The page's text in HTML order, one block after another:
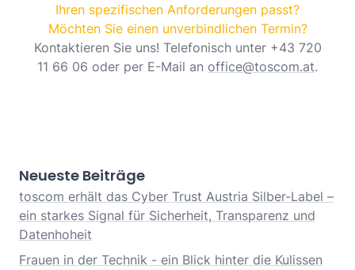
Ihren spezifischen Anforderungen passt?
Möchten Sie einen unverbindlichen Termin?
Kontaktieren Sie uns! Telefonisch unter +43 720
11 66 06 oder per E-Mail an office@toscom.at.
Neueste Beiträge
toscom erhält das Cyber Trust Austria Silber-Label –
ein starkes Signal für Sicherheit, Transparenz und
Datenhoheit
Frauen in der Technik - ein Blick hinter die Kulissen